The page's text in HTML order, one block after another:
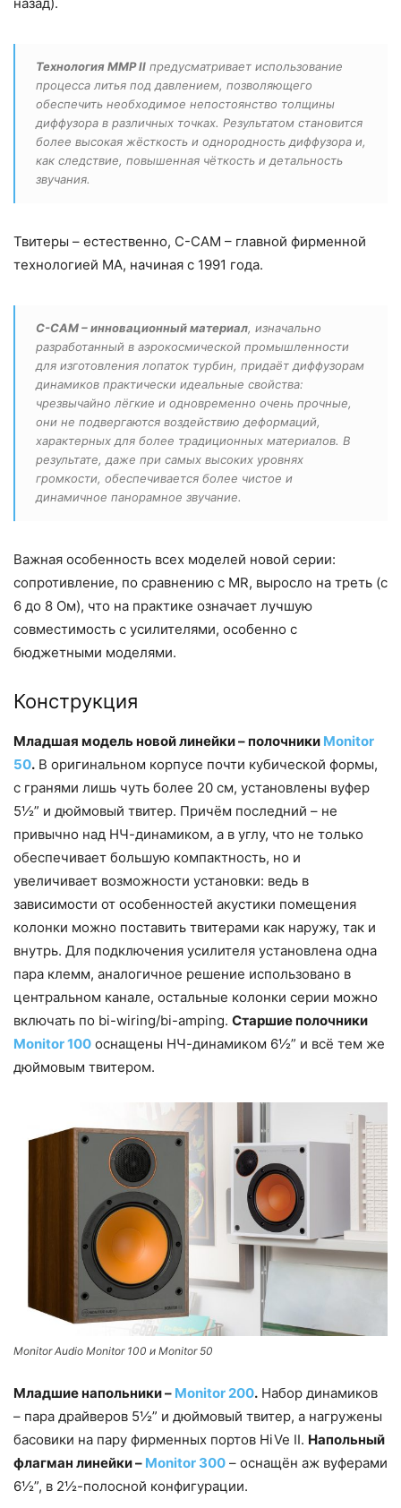
Технология MMP II предусматривает использование
процесса литья под давлением, позволяющего
обеспечить необходимое непостоянство толщины
диффузора в различных точках. Результатом становится
более высокая жёсткость и однородность диффузора и,
как следствие, повышенная чёткость и детальность
звучания.
Твитеры – естественно, C-CAM – главной фирменной
технологией MA, начиная с 1991 года.
C-CAM – инновационный материал, изначально
разработанный в аэрокосмической промышленности
для изготовления лопаток турбин, придаёт диффузорам
динамиков практически идеальные свойства:
чрезвычайно лёгкие и одновременно очень прочные,
они не подвергаются воздействию деформаций,
характерных для более традиционных материалов. В
результате, даже при самых высоких уровнях
громкости, обеспечивается более чистое и
динамичное панорамное звучание.
Важная особенность всех моделей новой серии:
сопротивление, по сравнению с MR, выросло на треть (с
6 до 8 Ом), что на практике означает лучшую
совместимость с усилителями, особенно с
бюджетными моделями.
Конструкция
Младшая модель новой линейки – полочники Monitor
50. В оригинальном корпусе почти кубической формы,
с гранями лишь чуть более 20 см, установлены вуфер
5½” и дюймовый твитер. Причём последний – не
привычно над НЧ-динамиком, а в углу, что не только
обеспечивает большую компактность, но и
увеличивает возможности установки: ведь в
зависимости от особенностей акустики помещения
колонки можно поставить твитерами как наружу, так и
внутрь. Для подключения усилителя установлена одна
пара клемм, аналогичное решение использовано в
центральном канале, остальные колонки серии можно
включать по bi-wiring/bi-amping. Старшие полочники
Monitor 100 оснащены НЧ-динамиком 6½” и всё тем же
дюймовым твитером.
Monitor Audio Monitor 100 и Monitor 50
Младшие напольники – Monitor 200. Набор динамиков
– пара драйверов 5½” и дюймовый твитер, а нагружены
басовики на пару фирменных портов HiVe II. Напольный
флагман линейки – Monitor 300 – оснащён аж вуферами
6½”, в 2½-полосной конфигурации.